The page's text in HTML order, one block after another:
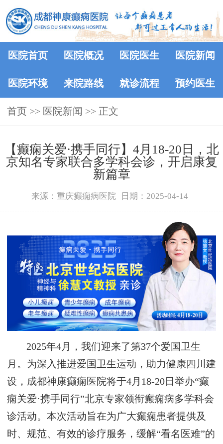
医院首页 医院概况 医院医生 医院新闻
医院环境 来院路线 就诊流程 预约医生
首页 >> 医院新闻 >> 正文
【癫痫关爱·携手同行】4月18-20日，北
京知名专家联合多学科会诊，开启康复
新篇章
来源：重庆癫痫病医院 日期：2025-04-14
2025年4月，我们迎来了第37个爱国卫生
月。为深入推进爱国卫生运动，助力健康四川建
设，成都神康癫痫医院将于4月18-20日举办“癫
痫关爱·携手同行”北京专家领衔癫痫病多学科会
诊活动。本次活动旨在为广大癫痫患者提供及
时、规范、有效的诊疗服务，缓解“看名医难”的